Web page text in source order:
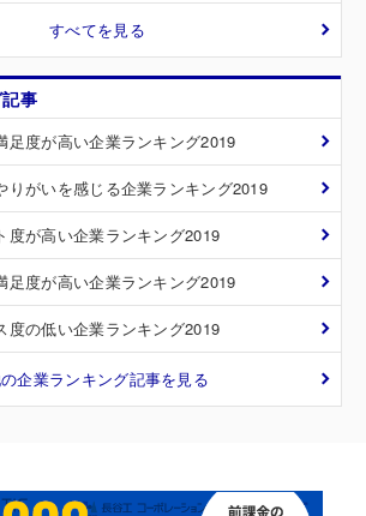
すべてを見る
事
足度が高い企業ランキング2019
りがいを感じる企業ランキング2019
度が高い企業ランキング2019
足度が高い企業ランキング2019
度の低い企業ランキング2019
企業ランキング記事を見る